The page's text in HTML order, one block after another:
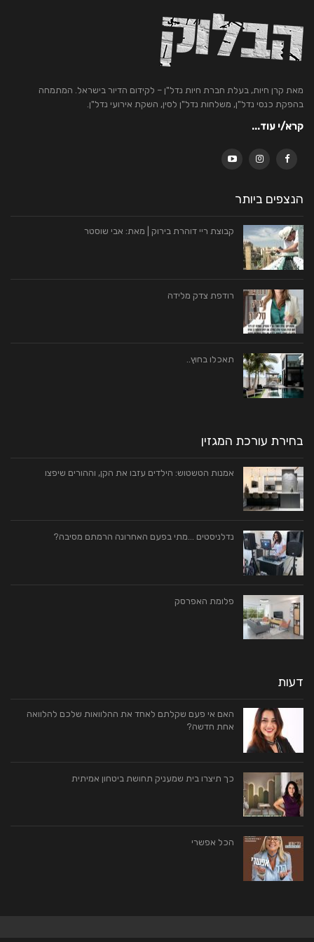
מאת קרן חיות, בעלת חברת חיות נדל"ן – לקידום הדיור בישראל. המתמחה
בהפקת כנסי נדל"ן, משלחות נדל"ן לסין, השקת אירועי נדל"ן.
קרא/י עוד...
הנצפים ביותר
קבוצת ריי דוהרת בירוק | מאת: אבי שוסטר
רודפת צדק מלידה
תאכלו בחוץ..
בחירת עורכת המגזין
אמנות הטשטוש: הילדים עזבו את הקן, וההורים שיפצו
נדלניסטים …מתי בפעם האחרונה הרמתם מסיבה?
פלומת האפרסק
דעות
האם אי פעם שקלתם לאחד את ההלוואות שלכם להלוואה
אחת חדשה?
כך תיצרו בית שמעניק תחושת ביטחון אמיתית
הכל אפשרי